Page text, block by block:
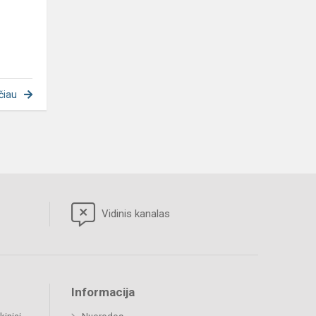
Vidinis kanalas
Informacija